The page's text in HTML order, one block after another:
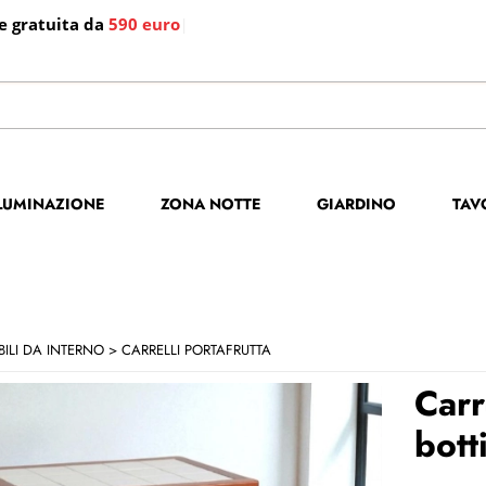
gratuita da 590 euro
il
ZONA NOTTE GIARDINO
DA INTERNO CARRELLI PORTAFRUTTA